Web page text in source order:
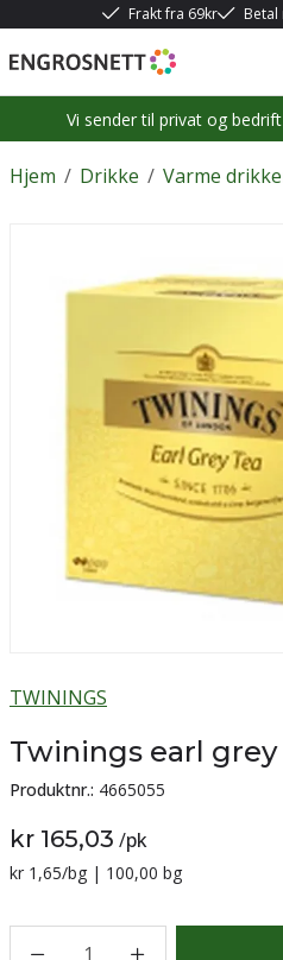
Frakt fra 69kr Betal
Vi sender til privat og
/
Hjem /
Drikke Varme
TWININGS
Twinings earl grey
Produktnr.: 4665055
kr 165,03 /pk
Sammenligning pris:
kr 1,65/bg | 100,00 bg
1